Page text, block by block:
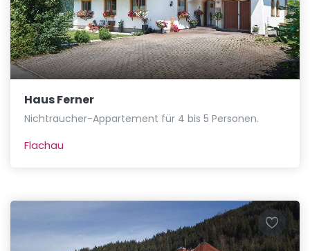
Haus Ferner
Nichtraucher-Appartement für 4 bis 5 Personen.
Flachau